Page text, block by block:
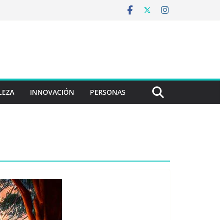
INNOVACIÓN PERSONAS